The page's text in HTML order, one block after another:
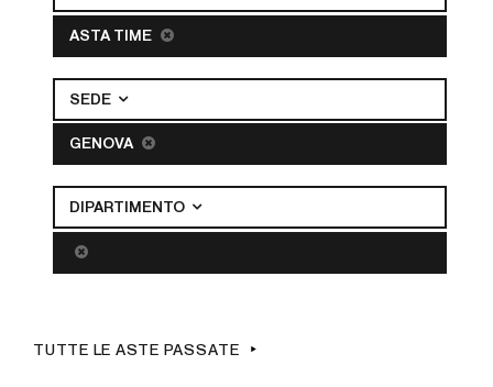
ASTA TIME
SEDE
GENOVA
DIPARTIMENTO
TUTTE LE ASTE PASSATE